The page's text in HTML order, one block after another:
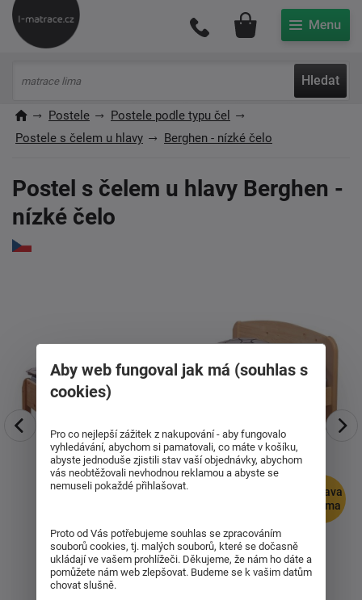
Hledat
Můj účet
Postele
Postele podle typu čel
Postele s čelem u hlavy
Berghen - nízké čelo
Postel s čelem u hlavy Berghen -
nízké čelo
doprava
zdarma
Aby web fungoval jak má (souhlas s
cookies)
Pro co nejlepší zážitek z nakupování - aby fungovalo
vyhledávání, abychom si pamatovali, co máte v košíku,
abyste jednoduše zjistili stav vaší objednávky, abychom
vás neobtěžovali nevhodnou reklamou a abyste se
nemuseli pokaždé přihlašovat.
Proto od Vás potřebujeme souhlas se zpracováním
souborů cookies, tj. malých souborů, které se dočasně
ukládají ve vašem prohlížeči. Děkujeme, že nám ho dáte a
pomůžete nám web zlepšovat. Budeme se k vašim datům
chovat slušně.